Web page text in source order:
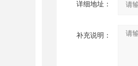
详细地址：
补充说明：